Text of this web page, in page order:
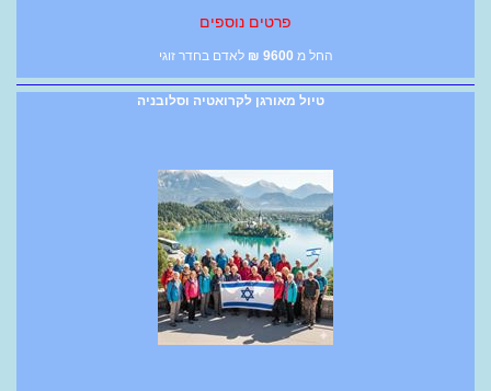
פרטים נוספים
החל מ 9600
₪ לאדם בחדר זוגי
טיול מאורגן לקרואטיה וסלובניה